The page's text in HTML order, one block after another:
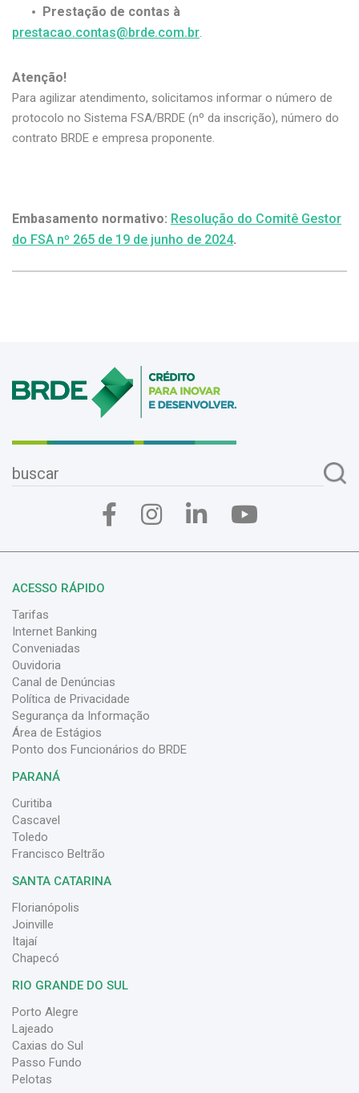
Prestação de contas à
prestacao.contas@brde.com.br.
Atenção!
Para agilizar atendimento, solicitamos informar o número de
protocolo no Sistema FSA/BRDE (nº da inscrição), número do
contrato BRDE e empresa proponente.
Embasamento normativo: Resolução do Comitê Gestor
do FSA nº 265 de 19 de junho de 2024.
ACESSO RÁPIDO
Tarifas
Internet Banking
Conveniadas
Ouvidoria
Canal de Denúncias
Política de Privacidade
Segurança da Informação
Área de Estágios
Ponto dos Funcionários do BRDE
PARANÁ
Curitiba
Cascavel
Toledo
Francisco Beltrão
SANTA CATARINA
Florianópolis
Joinville
Itajaí
Chapecó
RIO GRANDE DO SUL
Porto Alegre
Lajeado
Caxias do Sul
Passo Fundo
Pelotas